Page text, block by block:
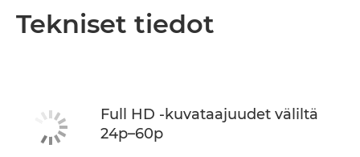
Tekniset tiedot
Full HD -kuvataajuudet väliltä
24p–60p